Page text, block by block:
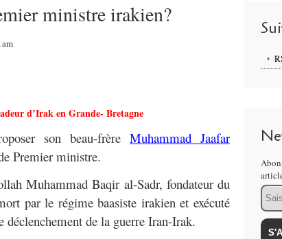
ministre irakien?
d’Irak en Grande- Bretagne
son beau-frèreMuhammad Jaafar
Premier ministre.
Muhammad Baqir al-Sadr, fondateur du
par le régime baasiste irakien et exécuté
de la guerre Iran-Irak.
Email